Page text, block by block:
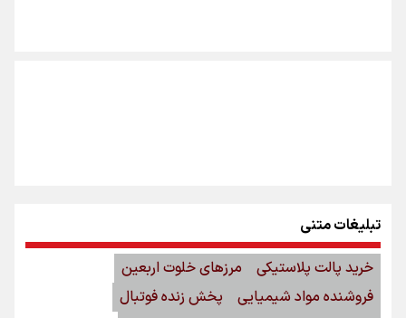
تبلیغات متنی
خرید پالت پلاستیکی
مرزهای خلوت اربعین
فروشنده مواد شیمیایی
پخش زنده فوتبال